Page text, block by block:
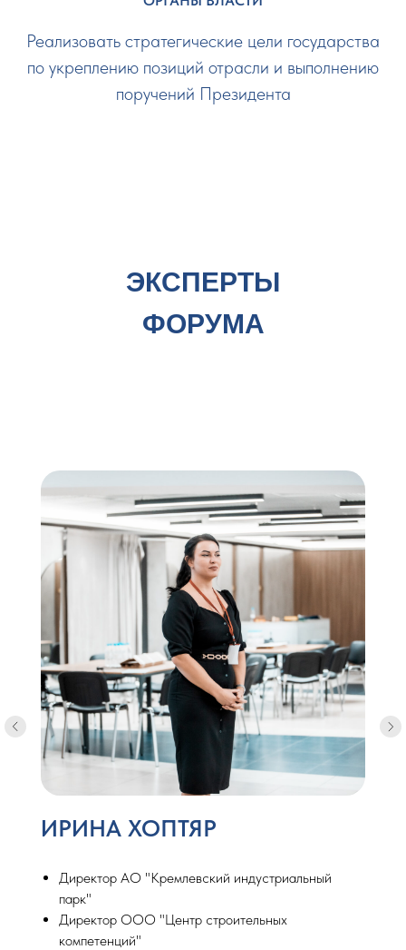
Реализовать стратегические цели государства
по укреплению позиций отрасли и выполнению
поручений Президента
ЭКСПЕРТЫ
ФОРУМА
ИРИНА ХОПТЯР
Директор АО "Кремлевский индустриальный
парк"
Директор ООО "Центр строительных
компетенций"